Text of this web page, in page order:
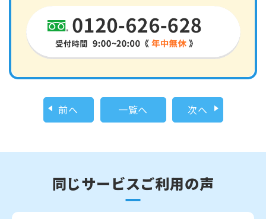
前へ 一覧へ 次へ
同じサービスご利用の声